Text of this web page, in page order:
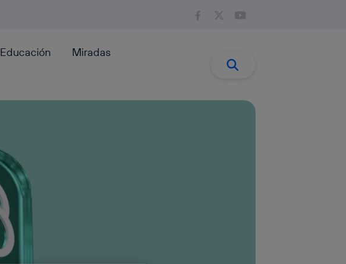
Educación
Miradas
Buscar